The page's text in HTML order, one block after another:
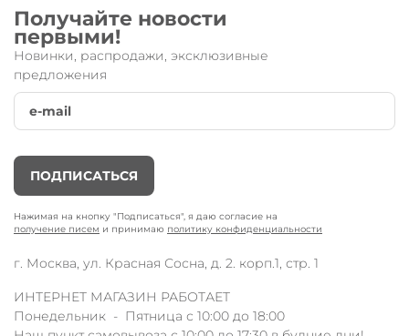
Получайте новости
первыми!
Новинки, распродажи, эксклюзивные
предложения
ПОДПИСАТЬСЯ
Нажимая на кнопку "Подписаться", я даю согласие на
получение писем и принимаю политику конфиденциальности
г. Москва, ул. Красная Сосна, д. 2. корп.1, стр. 1
ИНТЕРНЕТ МАГАЗИН РАБОТАЕТ
Понедельник - Пятница с 10:00 до 18:00